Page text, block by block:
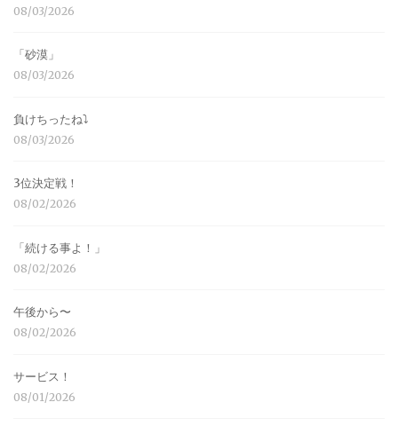
08/03/2026
「砂漠」
08/03/2026
負けちったね⤵︎
08/03/2026
3位決定戦！
08/02/2026
「続ける事よ！」
08/02/2026
午後から〜
08/02/2026
サービス！
08/01/2026